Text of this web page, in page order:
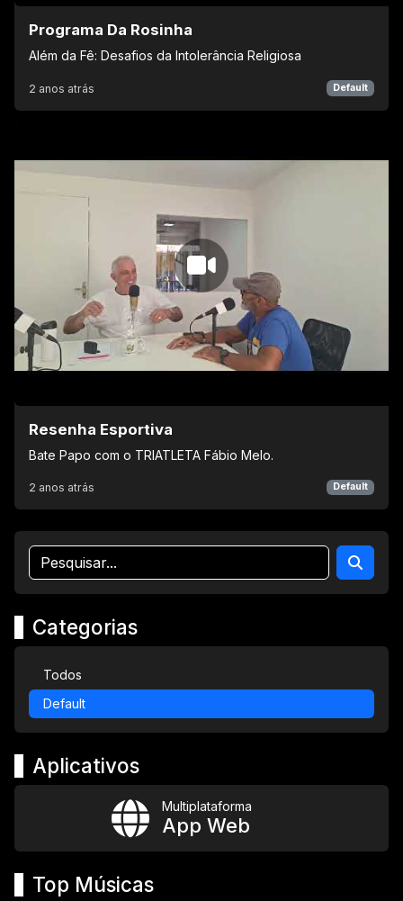
Programa Da Rosinha
Além da Fê: Desafios da Intolerância Religiosa
2 anos atrás Default
Resenha Esportiva
Bate Papo com o TRIATLETA Fábio Melo.
2 anos atrás Default
Categorias
Todos
Default
Aplicativos
Multiplataforma
App Web
Top Músicas